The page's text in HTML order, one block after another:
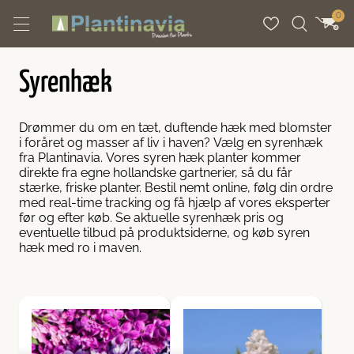
med lav vedligeholdelse
hækplanter
hække
0
Syrenhæk
Drømmer du om en tæt, duftende hæk med blomster
i foråret og masser af liv i haven? Vælg en syrenhæk
fra Plantinavia. Vores syren hæk planter kommer
direkte fra egne hollandske gartnerier, så du får
stærke, friske planter. Bestil nemt online, følg din ordre
med real-time tracking og få hjælp af vores eksperter
før og efter køb. Se aktuelle syrenhæk pris og
eventuelle tilbud på produktsiderne, og køb syren
hæk med ro i maven.